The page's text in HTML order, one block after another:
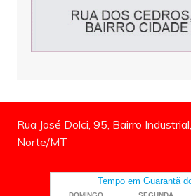
Rua José Dolci, 95, Bairro
Norte/MT